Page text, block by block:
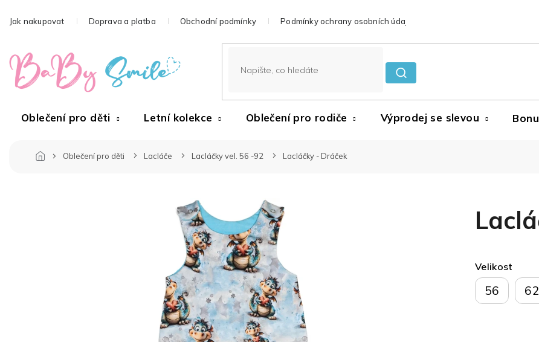
naJak nakupovat Doprava a platba Obchodní podmínky Podmínky ochrany osobních údajů
Oblečení pro děti Letní kolekce Oblečení pro rodiče Výprodej se slevou
Oblečení pro děti Lacláče Lacláčky vel. 56 -92 Lacláčky - Dráček
Velikost
56 62